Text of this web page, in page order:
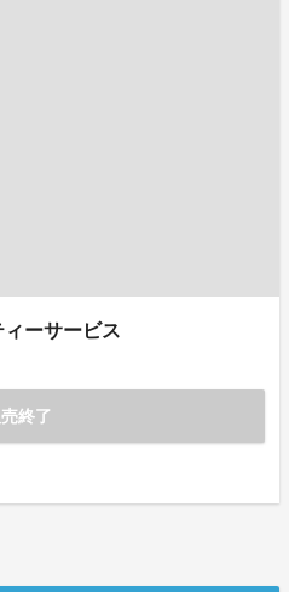
ーサービス
終了